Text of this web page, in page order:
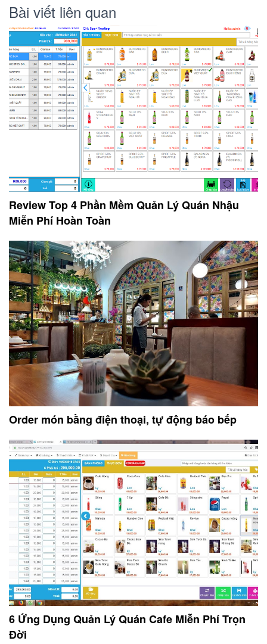
Bài viết liên quan
Review Top 4 Phần Mềm Quản Lý Quán Nhậu
Miễn Phí Hoàn Toàn
Order món bằng điện thoại, tự động báo bếp
6 Ứng Dụng Quản Lý Quán Cafe Miễn Phí Trọn
Đời